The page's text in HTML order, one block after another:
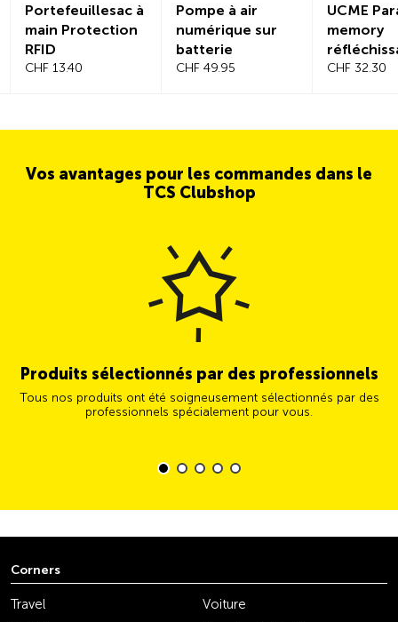
Portefeuillesac à
main Protection
RFID
CHF 13.40
Pompe à air
numérique sur
batterie
CHF 49.95
UCME
memory
CHF 32.30
Vos avantages pour les commandes dans le
TCS Clubshop
Produits sélectionnés par des professionnels
Tous nos produits ont été soigneusement sélectionnés par des
professionnels spécialement pour vous.
Corners
Travel
Voiture